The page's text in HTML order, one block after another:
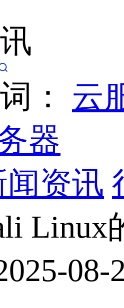
： 云
器
闻资讯
Linux
08-